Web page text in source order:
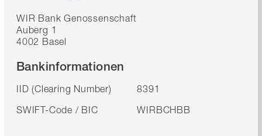
WIR Bank Genossenschaft
Auberg 1
4002 Basel
Bankinformationen
IID (Clearing Number)
8391
SWIFT-Code / BIC
WIRBCHBB